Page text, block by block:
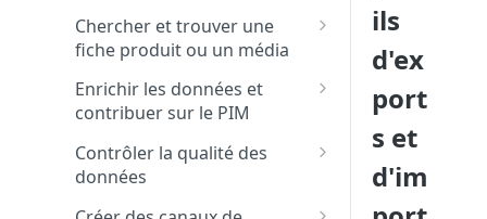
dysfonctionnement
Suivre les évolutions et les
nouveautés de Quable
Créer et assigner des tâches
à ses collaborateurs
Chercher et trouver une
fiche produit ou un média
Chercher et trouver des
fiches produits, des variants
Utiliser les fonctions de filtres
Enrichir les données et
contribuer sur le PIM
Enrichir les données sur une
fiche produit
Lier des médias aux fiches
Contrôler la qualité des
données
Utiliser les outils de
ils
d'ex
port
s et
d'im